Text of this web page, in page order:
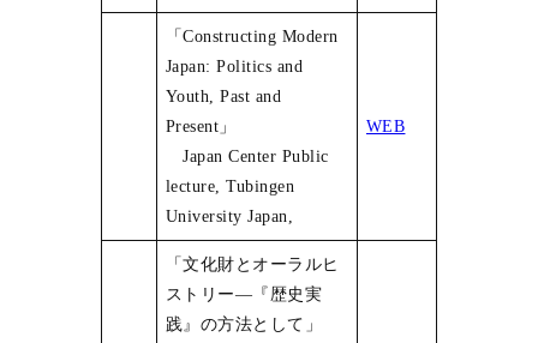
「Constructing Modern
Japan: Politics and
Youth, Past and
Present」
Japan Center Public
lecture, Tubingen
University Japan,
WEB
「文化財とオーラルヒ
ストリー―『歴史実
践』の方法として」